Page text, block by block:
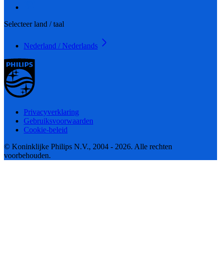
Selecteer land / taal
Nederland / Nederlands
Privacyverklaring
Gebruiksvoorwaarden
Cookie-beleid
© Koninklijke Philips N.V., 2004 - 2026. Alle rechten
voorbehouden.